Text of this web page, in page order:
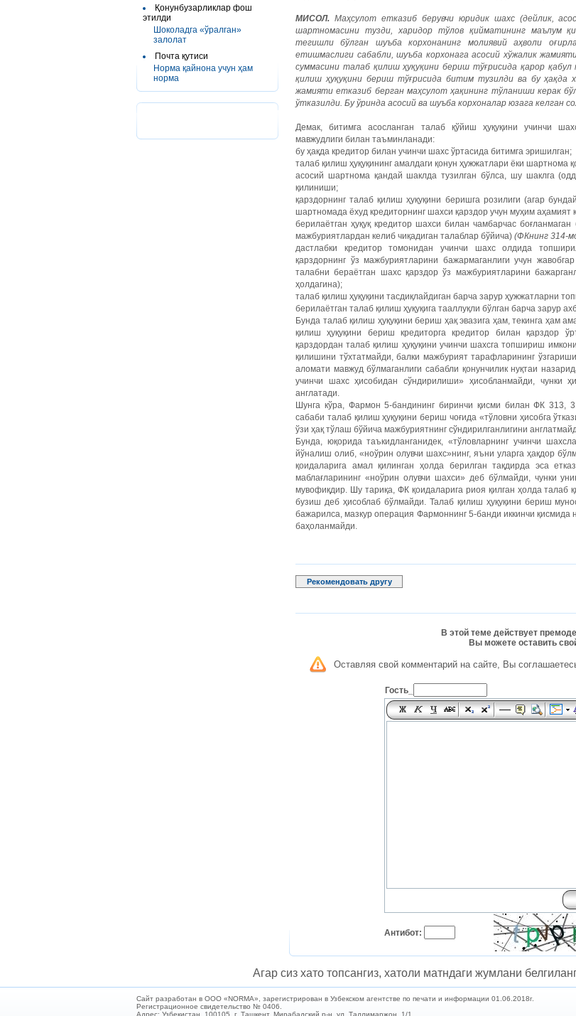
Қонунбузарликлар фош
этилди
Шоколадга «ўралган»
залолат
Почта қутиси
Норма қайнона учун ҳам
норма
МИСОЛ. Маҳсулот етказиб берувчи юридик шахс (дейлик,
шартномасини тузди, харидор тўлов қийматининг маълум
тегишли бўлган шуъба корхонанинг молиявий аҳволи
етишмаслиги сабабли, шуъба корхонага асосий хўжалик
суммасини талаб қилиш ҳуқуқини бериш тўғрисида қарор
қилиш ҳуқуқини бериш тўғрисида битим тузилди ва бу ҳақда
жамияти етказиб берган маҳсулот ҳақининг тўланиши керак
ўтказилди. Бу ўринда асосий ва шуъба корхоналар юзага келган
Демак, битимга асосланган талаб қўйиш ҳуқуқини учинчи
мавжудлиги билан таъминланади:
бу ҳақда кредитор билан учинчи шахс ўртасида битимга эришилган;
талаб қилиш ҳуқуқининг амалдаги қонун ҳужжатлари ёки шартнома
асосий шартнома қандай шаклда тузилган бўлса, шу шаклга
қилиниши;
қарздорнинг талаб қилиш ҳуқуқини беришга розилиги (агар
шартномада ёхуд кредиторнинг шахси қарздор учун муҳим аҳамият
берилаётган ҳуқуқ кредитор шахси билан чамбарчас
мажбуриятлардан келиб чиқадиган талаблар бўйича) (ФКнинг 314-
дастлабки кредитор томонидан учинчи шахс олдида
қарздорнинг ўз мажбуриятларини бажармаганлиги учун
талабни бераётган шахс қарздор ўз мажбуриятларини
ҳолдагина);
талаб қилиш ҳуқуқини тасдиқлайдиган барча зарур ҳужжатларни
берилаётган талаб қилиш ҳуқуқига тааллуқли бўлган барча зарур
Бунда талаб қилиш ҳуқуқини бериш ҳақ эвазига ҳам, текинга ҳам
қилиш ҳуқуқини бериш кредиторга кредитор билан қарздор
қарздордан талаб қилиш ҳуқуқини учинчи шахсга топшириш
қилишини тўхтатмайди, балки мажбурият тарафларининг
аломати мавжуд бўлмаганлиги сабабли қонунчилик нуқтаи
учинчи шахс ҳисобидан сўндирилиши» ҳисобланмайди, чунки
англатади.
Шунга кўра, Фармон 5-бандининг биринчи қисми билан ФК 313,
сабаби талаб қилиш ҳуқуқини бериш чоғида «тўловни ҳисобга
ўзи ҳақ тўлаш бўйича мажбуриятнинг сўндирилганлигини
Бунда, юқорида таъкидланганидек, «тўловларнинг учинчи
йўналиш олиб, «ноўрин олувчи шахс»нинг, яъни уларга ҳақдор
қоидаларига амал қилинган ҳолда берилган тақдирда эса
маблағларининг «ноўрин олувчи шахси» деб бўлмайди, чунки
мувофиқдир. Шу тариқа, ФК қоидаларига риоя қилган ҳолда талаб
бузиш деб ҳисоблаб бўлмайди. Талаб қилиш ҳуқуқини бериш
бажарилса, мазкур операция Фармоннинг 5-банди иккинчи
баҳоланмайди.
Рекомендовать другу
В этой теме действует
Вы можете оставить
Оставляя свой комментарий на сайте, Вы
Гость_
Антибот:
Агар сиз хато топсангиз, хатоли матндаги жумлани
Сайт разработан в ООО «NORMA», зарегистрирован в Узбекском агентстве по печати и информации 01.06.2018г.
Регистрационное свидетельство № 0406.
Адрес: Узбекистан, 100105, г. Ташкент, Мирабадский р-н, ул. Таллимаржон, 1/1.